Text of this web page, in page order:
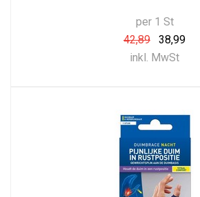
per 1 St
42,89
38,99
inkl. MwSt